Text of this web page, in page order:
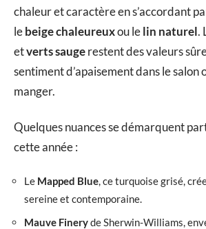
chaleur et caractère en s’accordant
lebeige chaleureuxou lelin naturel.
etverts saugerestent des valeurs
sentiment d’apaisement dans le salon
manger.
Quelques nuances se démarquent
cette année :
Le Mapped Blue, ce turquoise grisé,
sereine et contemporaine.
Mauve Fineryde Sherwin-Williams,